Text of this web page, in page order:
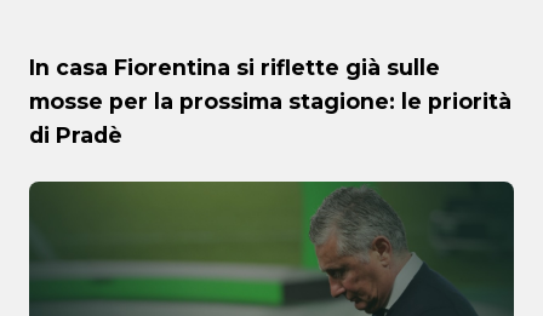
In casa Fiorentina si riflette già sulle
mosse per la prossima stagione: le priorità
di Pradè